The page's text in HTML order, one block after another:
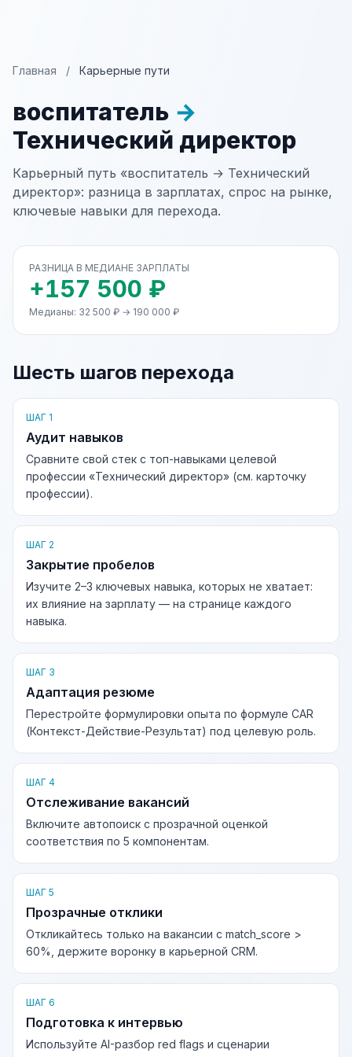
Главная / Карьерные пути
воспитатель →
Технический директор
Карьерный путь «воспитатель → Технический
директор»: разница в зарплатах, спрос на рынке,
ключевые навыки для перехода.
РАЗНИЦА В МЕДИАНЕ ЗАРПЛАТЫ
+157 500 ₽
Медианы: 32 500 ₽ → 190 000 ₽
Шесть шагов перехода
ШАГ 1
Аудит навыков
Сравните свой стек с топ-навыками целевой
профессии «Технический директор» (см. карточку
профессии).
ШАГ 2
Закрытие пробелов
Изучите 2–3 ключевых навыка, которых не хватает:
их влияние на зарплату — на странице каждого
навыка.
ШАГ 3
Адаптация резюме
Перестройте формулировки опыта по формуле CAR
(Контекст-Действие-Результат) под целевую роль.
ШАГ 4
Отслеживание вакансий
Включите автопоиск с прозрачной оценкой
соответствия по 5 компонентам.
ШАГ 5
Прозрачные отклики
Откликайтесь только на вакансии с match_score >
60%, держите воронку в карьерной CRM.
ШАГ 6
Подготовка к интервью
Используйте AI-разбор red flags и сценарии